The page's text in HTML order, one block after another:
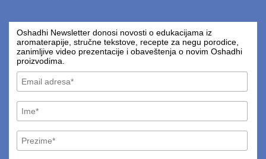
Oshadhi Newsletter donosi novosti o edukacijama iz
aromaterapije, stručne tekstove, recepte za negu porodice,
zanimljive video prezentacije i obaveštenja o novim Oshadhi
proizvodima.